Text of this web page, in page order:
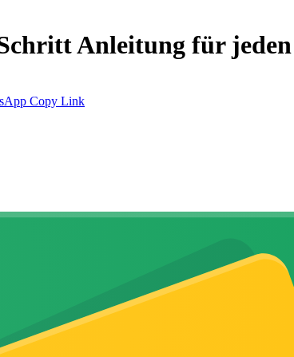
Anleitung für jeden
Copy Link